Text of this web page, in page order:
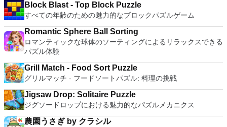
Block Blast - Top Block Puzzle
すべての年齢のための魅力的なブロックパズルゲーム
Romantic Sphere Ball Sorting
ロマンティックな球体のソーティングによるリラックスできる
パズル体験
Grill Match - Food Sort Puzzle
グリルマッチ - フードソートパズル: 料理の挑戦
Jigsaw Drop: Solitaire Puzzle
ジグソードロップにおける魅力的なパズルメカニクス
農園うさぎ by クラシル